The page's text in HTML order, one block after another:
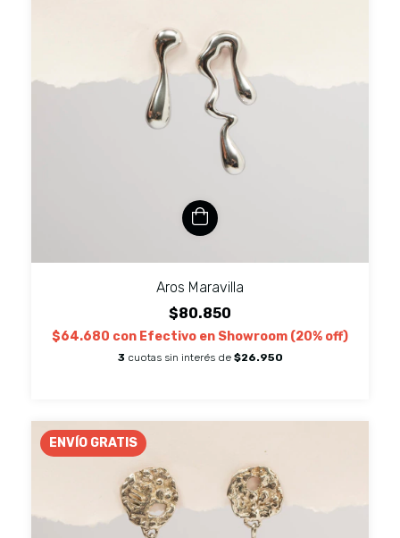
Aros Maravilla
$80.850
$64.680 con Efectivo en Showroom (20% off)
3 cuotas sin interés de $26.950
ENVÍO GRATIS